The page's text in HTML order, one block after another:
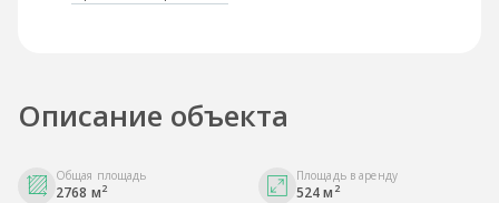
Описание объекта
Общая площадь
2768 м2
Площадь в аренду
524 м 2